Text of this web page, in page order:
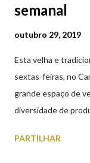
semanal
outubro 29, 2019
Esta velha e
sextas-feiras, no
grande espaço de
diversidade de
cobres entre
PARTILHAR